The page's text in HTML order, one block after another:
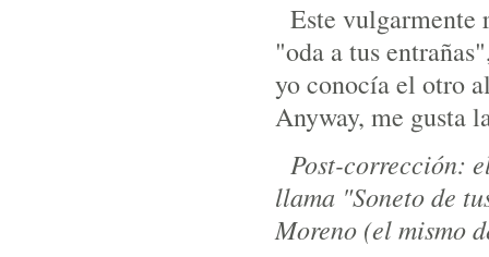
Este vulgarmente
"oda a tus
yo conocía el otro
Anyway, me gusta
Post-corrección:
llama "Soneto de
Moreno (el mismo